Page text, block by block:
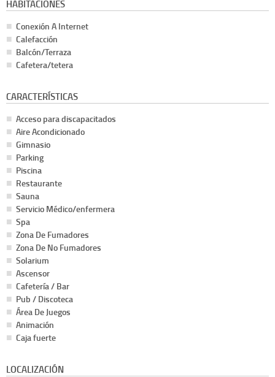
HABITACIONES
Conexión A Internet
Calefacción
Balcón/Terraza
Cafetera/tetera
CARACTERÍSTICAS
Acceso para discapacitados
Aire Acondicionado
Gimnasio
Parking
Piscina
Restaurante
Sauna
Servicio Médico/enfermera
Spa
Zona De Fumadores
Zona De No Fumadores
Solarium
Ascensor
Cafetería / Bar
Pub / Discoteca
Área De Juegos
Animación
Caja fuerte
LOCALIZACIÓN